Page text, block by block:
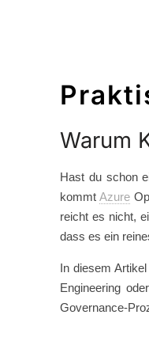
Warum
Hast du schon
kommtAzure
reicht es nicht,
dass es ein
In diesem
Engineering oder
Governance-